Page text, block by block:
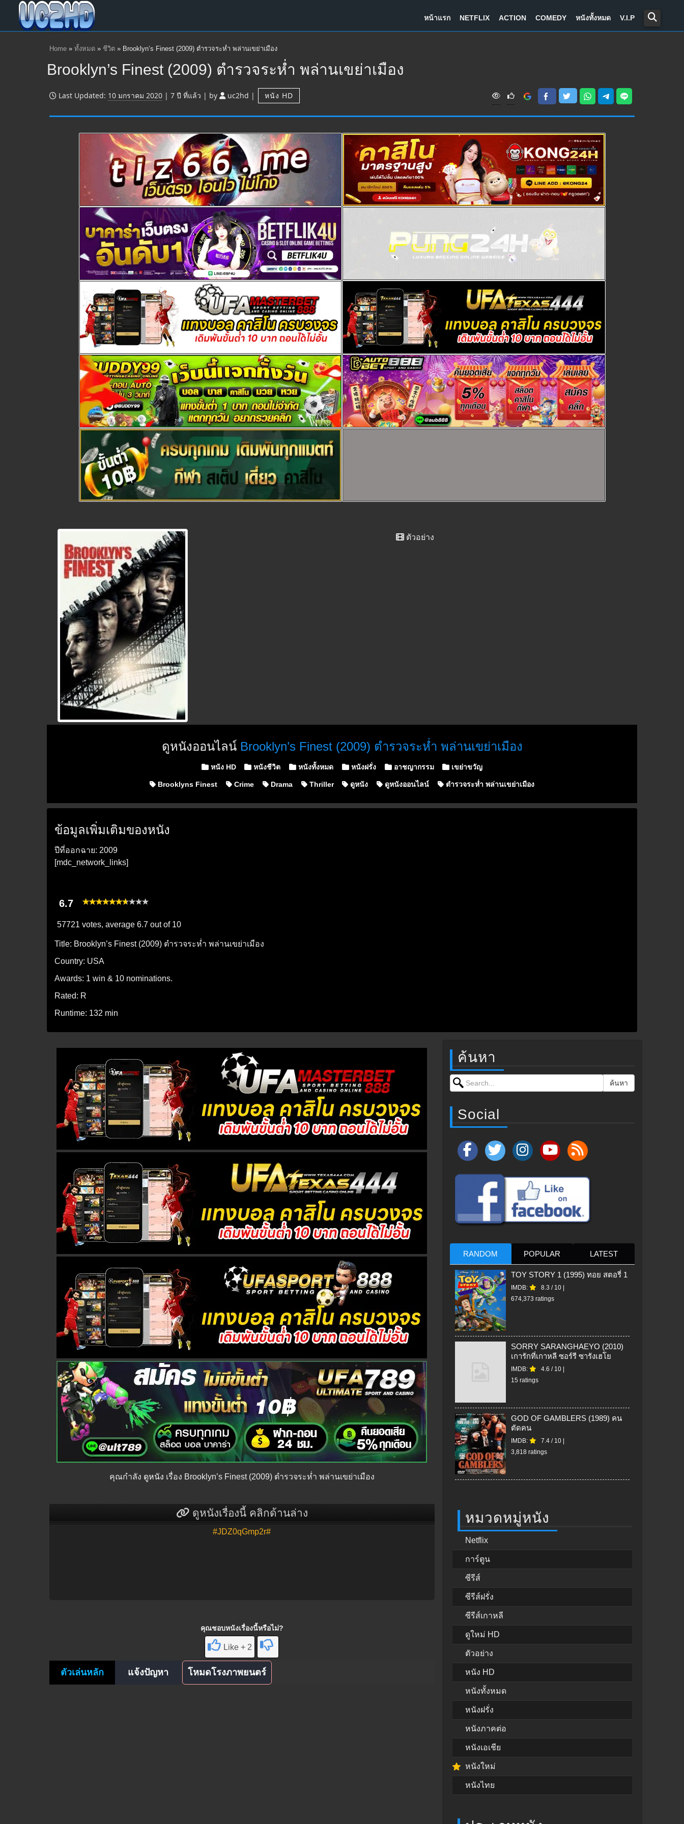
หน้าแรก NETFLIX ACTION COMEDY หนังทั้งหมด V.I.P
Home » ทั้งหมด » ชีวิต » Brooklyn’s Finest (2009) ตำรวจระห่ำ พล่านเขย่าเมือง
Brooklyn’s Finest (2009) ตำรวจระห่ำ พล่านเขย่าเมือง
Last Updated: 10 มกราคม 2020 | 7 ปี ที่แล้ว | by uc2hd | หนัง HD
V
w
s
ตัวอย่าง
ดูหนังออนไลน์ Brooklyn’s Finest (2009) ตำรวจระห่ำ พล่านเขย่าเมือง
Posted in
หนัง HD หนังชีวิต หนังทั้งหมด หนังฝรั่ง อาชญากรรม เขย่าขวัญ
Brooklyns Finest Crime Drama Thriller ดูหนัง ดูหนังออนไลน์ ตำรวจระห่ำ พล่านเขย่าเมือง
ข้อมูลเพิ่มเติมของหนัง
ปีที่ออกฉาย: 2009
[mdc_network_links]
6.7
57721 votes, average 6.7 out of 10
Title: Brooklyn’s Finest (2009) ตำรวจระห่ำ พล่านเขย่าเมือง
Country: USA
Awards: 1 win & 10 nominations.
Rated: R
Runtime: 132 min
คุณกำลัง ดูหนัง เรื่อง Brooklyn’s Finest (2009) ตำรวจระห่ำ พล่านเขย่าเมือง
ดูหนังเรื่องนี้ คลิกด้านล่าง
#JDZ0qGmp2r#
คุณชอบหนังเรื่องนี้หรือไม่?
Like + 2
ตัวเล่นหลัก แจ้งปัญหา โหมดโรงภาพยนตร์
ค้นหา
Search for: ค้นหา
Social
RANDOM POPULAR LATEST
TOY STORY 1 (1995) ทอย สตอรี่ 1
IMDB: 8.3 / 10
674,373 ratings
SORRY SARANGHAEYO (2010)
เการักที่เกาหลี ซอร์รี ซารังเฮโย
IMDB: 4.6 / 10
15 ratings
GOD OF GAMBLERS (1989) คน
ตัดคน
IMDB: 7.4 / 10
3,818 ratings
หมวดหมู่หนัง
Netflix
การ์ตูน
ซีรีส์
ซีรีส์ฝรั่ง
ซีรีส์เกาหลี
ดูใหม่ HD
ตัวอย่าง
หนัง HD
หนังทั้งหมด
หนังฝรั่ง
หนังภาคต่อ
หนังเอเชีย
หนังใหม่
หนังไทย